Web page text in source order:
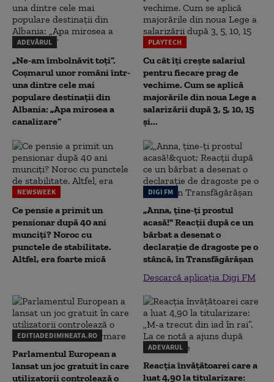
ADEVĂRUL
„Ne-am îmbolnăvit toți”.
Coșmarul unor români într-
una dintre cele mai
populare destinații din
Albania: „Apa mirosea a
canalizare”
PLAYTECH
Cu cât îți crește salariul
pentru fiecare prag de
vechime. Cum se aplică
majorările din noua Lege a
salarizării după 3, 5, 10, 15
și...
NEWSWEEK
Ce pensie a primit un
pensionar după 40 ani
munciți? Noroc cu
punctele de stabilitate.
Altfel, era foarte mică
DIGI FM
„Anna, ţine-ţi prostul
acasă!" Reacţii după ce un
bărbat a desenat o
declaraţie de dragoste pe o
stâncă, în Transfăgărăşan
Descarcă aplicația Digi FM
EDITIADEDIMINEATA.RO
Parlamentul European a
lansat un joc gratuit în care
utilizatorii controlează o
ADEVARUL
Reacția învățătoarei care a
luat 4,90 la titularizare: